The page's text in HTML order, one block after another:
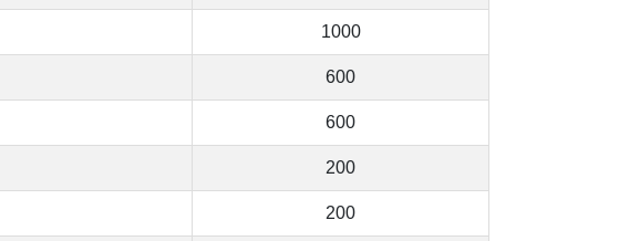
1000
600
600
200
200